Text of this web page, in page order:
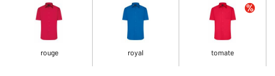
rouge royal tomate